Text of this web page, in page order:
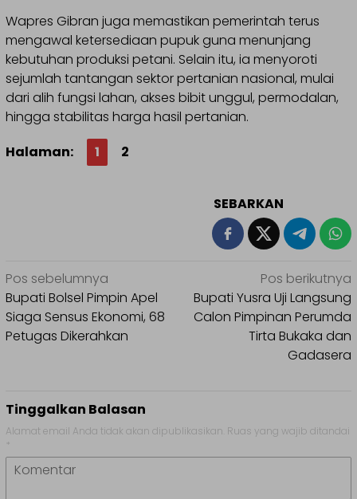
Wapres Gibran juga memastikan pemerintah terus
mengawal ketersediaan pupuk guna menunjang
kebutuhan produksi petani. Selain itu, ia menyoroti
sejumlah tantangan sektor pertanian nasional, mulai
dari alih fungsi lahan, akses bibit unggul, permodalan,
hingga stabilitas harga hasil pertanian.
Halaman:
1 2
SEBARKAN
Navigasi
pos
Pos sebelumnya
Bupati Bolsel Pimpin Apel
Siaga Sensus Ekonomi, 68
Petugas Dikerahkan
Pos berikutnya
Bupati Yusra Uji Langsung
Calon Pimpinan Perumda
Tirta Bukaka dan
Gadasera
Tinggalkan Balasan
Alamat email Anda tidak akan dipublikasikan. Ruas yang wajib ditandai
*